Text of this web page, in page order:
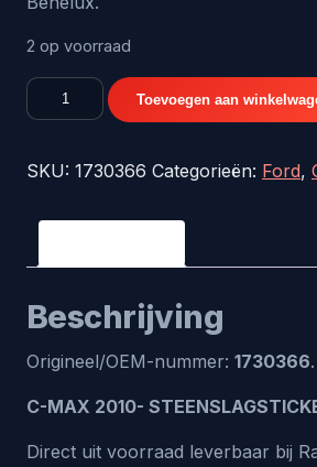
2 op voorraad
C-
MAX
STEENSLAGSTICKER
LI/RE
nr.
aantal
Toevoegen aan
SKU: 1730366 Categorieën: Ford,
Beschrijving
Origineel/OEM-nummer: 1730366.
C-MAX 2010-
Direct uit voorraad leverbaar bij